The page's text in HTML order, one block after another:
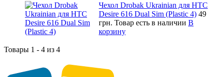
Чехол Drobak Ukrainian для HTC
Desire 616 Dual Sim (Plastic 4) 49
грн. Товар есть в наличии В
корзину
Товары 1 - 4 из 4